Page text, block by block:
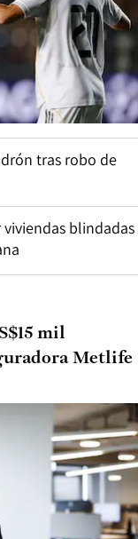
tras robo de
blindadas
mil
Metlife